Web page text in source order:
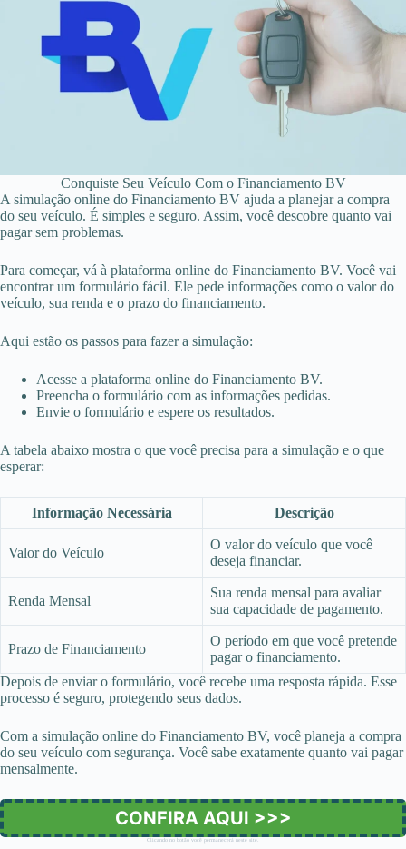
Conquiste Seu Veículo Com o Financiamento BV
A simulação online do Financiamento BV ajuda a planejar a compra
do seu veículo. É simples e seguro. Assim, você descobre quanto vai
pagar sem problemas.
Para começar, vá à plataforma online do Financiamento BV. Você vai
encontrar um formulário fácil. Ele pede informações como o valor do
veículo, sua renda e o prazo do financiamento.
Aqui estão os passos para fazer a simulação:
Acesse a plataforma online do Financiamento BV.
Preencha o formulário com as informações pedidas.
Envie o formulário e espere os resultados.
A tabela abaixo mostra o que você precisa para a simulação e o que
esperar:
Informação Necessária Descrição
Valor do Veículo
O valor do veículo que você
deseja financiar.
Renda Mensal
Sua renda mensal para avaliar
sua capacidade de pagamento.
Prazo de Financiamento
O período em que você pretende
pagar o financiamento.
Depois de enviar o formulário, você recebe uma resposta rápida. Esse
processo é seguro, protegendo seus dados.
Com a simulação online do Financiamento BV, você planeja a compra
do seu veículo com segurança. Você sabe exatamente quanto vai pagar
mensalmente.
CONFIRA AQUI >>>
Clicando no botão você permanecerá neste site.